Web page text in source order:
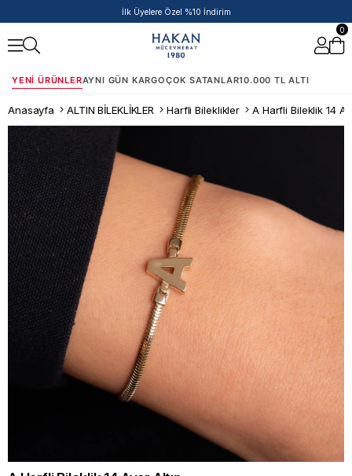
İlk Üyelere Özel %10 İndirim
0
YENI ÜRÜNLERAYNI GÜN KARGOÇOK SATANLAR10.000 TL ALTI
Anasayfa ALTIN BİLEKLİKLER Harfli Bileklikler A Harfli Bileklik 14